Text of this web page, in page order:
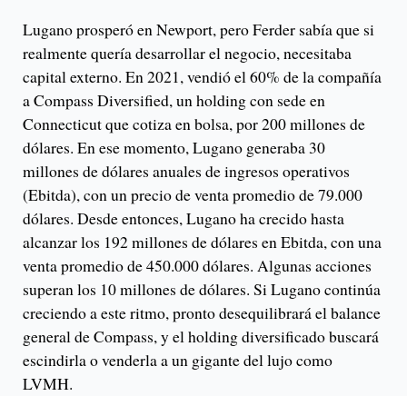
Lugano prosperó en Newport, pero Ferder sabía que si
realmente quería desarrollar el negocio, necesitaba
capital externo. En 2021, vendió el 60% de la compañía
a Compass Diversified, un holding con sede en
Connecticut que cotiza en bolsa, por 200 millones de
dólares. En ese momento, Lugano generaba 30
millones de dólares anuales de ingresos operativos
(Ebitda), con un precio de venta promedio de 79.000
dólares. Desde entonces, Lugano ha crecido hasta
alcanzar los 192 millones de dólares en Ebitda, con una
venta promedio de 450.000 dólares. Algunas acciones
superan los 10 millones de dólares. Si Lugano continúa
creciendo a este ritmo, pronto desequilibrará el balance
general de Compass, y el holding diversificado buscará
escindirla o venderla a un gigante del lujo como
LVMH.